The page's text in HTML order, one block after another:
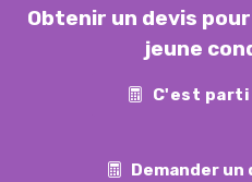
Obtenir un devis
jeune
C'est parti
Demander